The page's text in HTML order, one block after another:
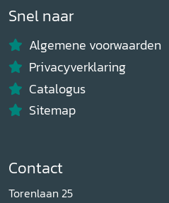
Snel naar
Algemene voorwaarden
Privacyverklaring
Catalogus
Sitemap
Contact
Torenlaan 25